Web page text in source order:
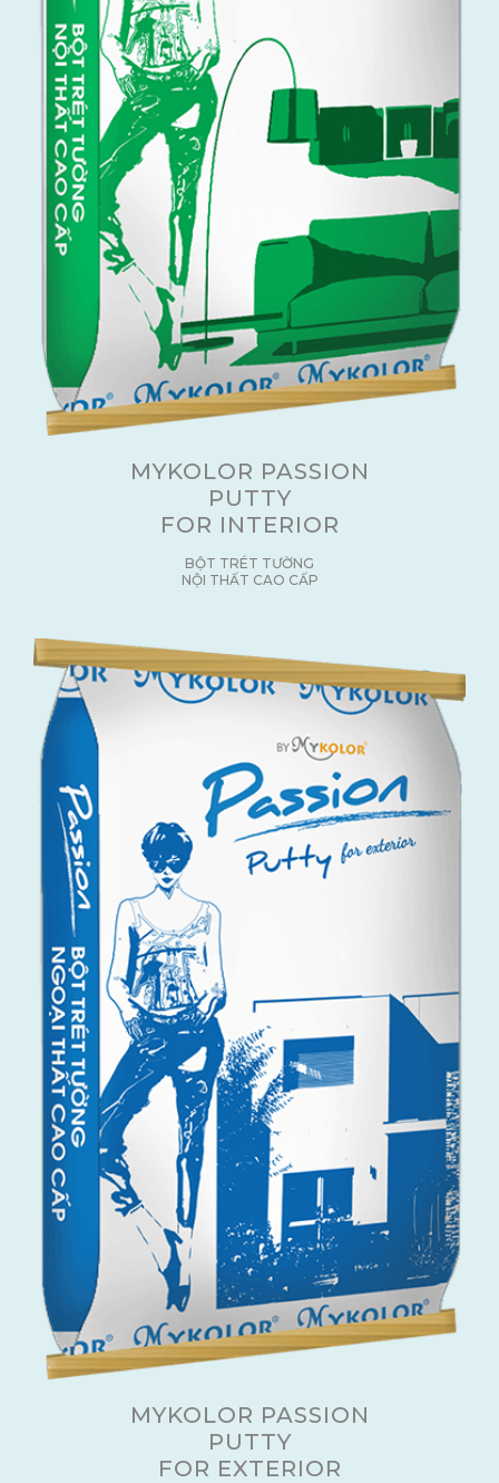
MYKOLOR PASSION
PUTTY
FOR INTERIOR
BỘT TRÉT TƯỜNG
NỘI THẤT CAO CẤP
MYKOLOR PASSION
PUTTY
FOR EXTERIOR